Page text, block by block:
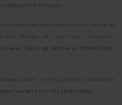
partenaires français.
du monde entier reste une pièce centrale de
robe ethnique est chaque saison retravaillée.
en France, est déclinée en différents tissus
couleurs, un très grand choix d’accessoires
pour une tenue tout à fait personnalisée